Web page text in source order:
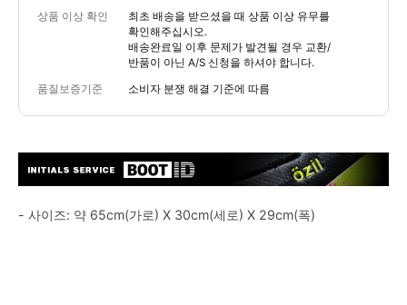
상품 이상 확인
최초 배송을 받으셨을 때 상품 이상 유무를
확인해주십시오.
배송완료일 이후 문제가 발견될 경우 교환/
반품이 아닌 A/S 신청을 하셔야 합니다.
품질보증기준 소비자 분쟁 해결 기준에 따름
- 사이즈: 약 65cm(가로) X 30cm(세로) X 29cm(폭)